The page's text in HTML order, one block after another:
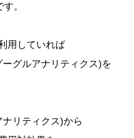
。
用していれば
グルアナリティクス)を
リティクス)から